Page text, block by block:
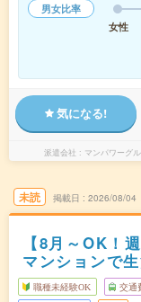
男女比率
女性
気になる!
派遣会社 マンパワーグ
未読 掲載日 2026/08/04
【8月～OK！
マンションで
職種未経験OK 交通